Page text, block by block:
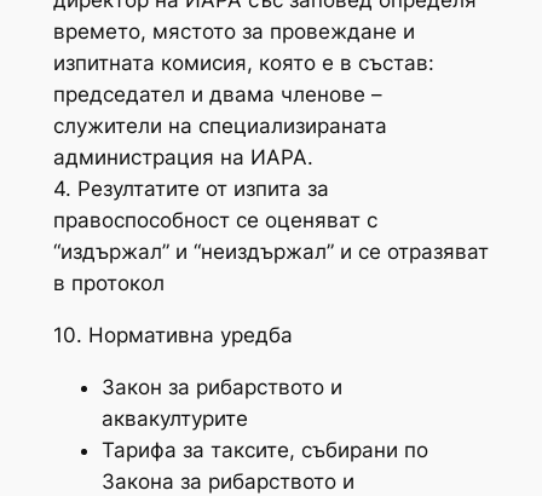
времето, мястото за провеждане и
изпитната комисия, която е в състав:
председател и двама членове –
служители на специализираната
администрация на ИАРА.
4. Резултатите от изпита за
правоспособност се оценяват с
“издържал” и “неиздържал” и се отразяват
в протокол
10. Нормативна уредба
Закон за рибарството и
аквакултурите
Тарифа за таксите, събирани по
Закона за рибарството и